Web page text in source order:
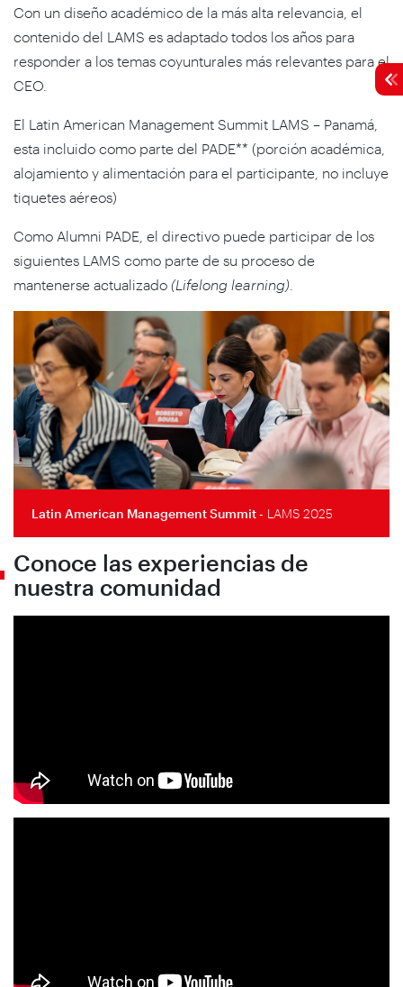
Con un diseño académico de la más alta relevancia, el
contenido del LAMS es adaptado todos los años para
responder a los temas coyunturales más relevantes para el
CEO.
El Latin American Management Summit LAMS – Panamá,
esta incluido como parte del PADE** (porción académica,
alojamiento y alimentación para el participante, no incluye
tiquetes aéreos)
Como Alumni PADE, el directivo puede participar de los
siguientes LAMS como parte de su proceso de
mantenerse actualizado (Lifelong learning)
Latin American Management Summit- LAMS 2025
Conoce las experiencias de
nuestra comunidad